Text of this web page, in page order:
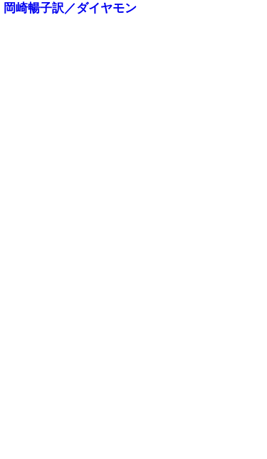
岡崎暢子訳／ダイヤモン